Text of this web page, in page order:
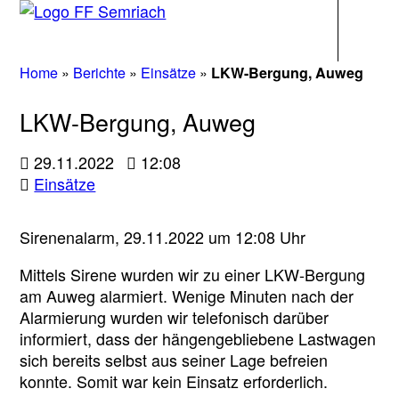
Home » Berichte » Einsätze » LKW-Bergung, Auweg
LKW-Bergung, Auweg
29.11.2022
12:08
Einsätze
Sirenenalarm, 29.11.2022 um 12:08 Uhr
Mittels Sirene wurden wir zu einer LKW-Bergung
am Auweg alarmiert. Wenige Minuten nach der
Alarmierung wurden wir telefonisch darüber
informiert, dass der hängengebliebene Lastwagen
sich bereits selbst aus seiner Lage befreien
konnte. Somit war kein Einsatz erforderlich.